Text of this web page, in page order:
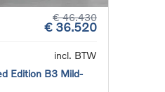
€ 46.430
€ 36.520
incl. BTW
Edition B3 Mild-